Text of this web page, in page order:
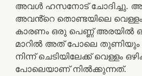
അവൾ ഹസനോട് ചോദിച്ചു.
അവൻ്റെ തൊണ്ടയിലെ വെള്ളം
കാരണം ഒരു പെണ്ണ് അരയിൽ
മാറിൽ അത് പോലെ തുണിയും
നിന്ന് ചെടിയിലേക്ക് വെള്ളം
പോലെയാണ് നിൽക്കുന്നത്.